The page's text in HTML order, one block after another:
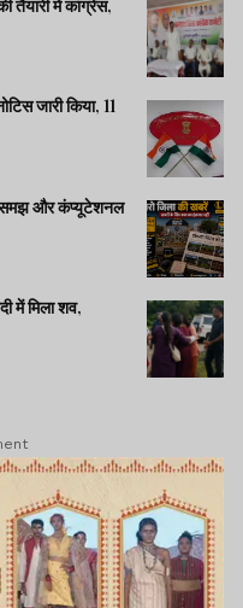
तैयारी में कांग्रेस,
जारी किया, 11
समझ और कंप्यूटेशनल
में मिला शव,